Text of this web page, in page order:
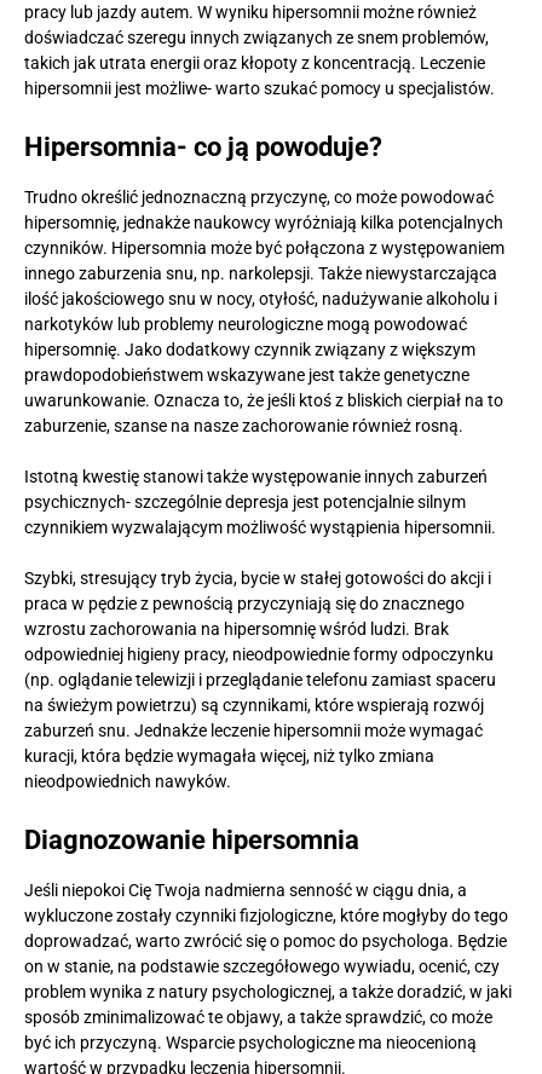
pracy lub jazdy autem. W wyniku hipersomnii możne również
doświadczać szeregu innych związanych ze snem problemów,
takich jak utrata energii oraz kłopoty z koncentracją. Leczenie
hipersomnii jest możliwe- warto szukać pomocy u specjalistów.
Hipersomnia- co ją powoduje?
Trudno określić jednoznaczną przyczynę, co może powodować
hipersomnię, jednakże naukowcy wyróżniają kilka potencjalnych
czynników. Hipersomnia może być połączona z występowaniem
innego zaburzenia snu, np. narkolepsji. Także niewystarczająca
ilość jakościowego snu w nocy, otyłość, nadużywanie alkoholu i
narkotyków lub problemy neurologiczne mogą powodować
hipersomnię. Jako dodatkowy czynnik związany z większym
prawdopodobieństwem wskazywane jest także genetyczne
uwarunkowanie. Oznacza to, że jeśli ktoś z bliskich cierpiał na to
zaburzenie, szanse na nasze zachorowanie również rosną.
Istotną kwestię stanowi także występowanie innych zaburzeń
psychicznych- szczególnie depresja jest potencjalnie silnym
czynnikiem wyzwalającym możliwość wystąpienia hipersomnii.
Szybki, stresujący tryb życia, bycie w stałej gotowości do akcji i
praca w pędzie z pewnością przyczyniają się do znacznego
wzrostu zachorowania na hipersomnię wśród ludzi. Brak
odpowiedniej higieny pracy, nieodpowiednie formy odpoczynku
(np. oglądanie telewizji i przeglądanie telefonu zamiast spaceru
na świeżym powietrzu) są czynnikami, które wspierają rozwój
zaburzeń snu. Jednakże leczenie hipersomnii może wymagać
kuracji, która będzie wymagała więcej, niż tylko zmiana
nieodpowiednich nawyków.
Diagnozowanie hipersomnia
Jeśli niepokoi Cię Twoja nadmierna senność w ciągu dnia, a
wykluczone zostały czynniki fizjologiczne, które mogłyby do tego
doprowadzać, warto zwrócić się o pomoc do psychologa. Będzie
on w stanie, na podstawie szczegółowego wywiadu, ocenić, czy
problem wynika z natury psychologicznej, a także doradzić, w jaki
sposób zminimalizować te objawy, a także sprawdzić, co może
być ich przyczyną. Wsparcie psychologiczne ma nieocenioną
wartość w przypadku leczenia hipersomnii.